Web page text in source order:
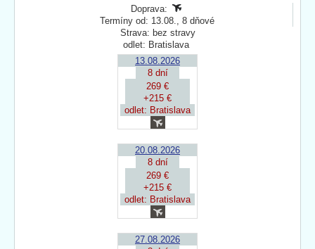
Doprava:
Termíny od: 13.08., 8 dňové
Strava: bez stravy
odlet: Bratislava
13.08.2026
8 dní
269 €
+215 €
odlet: Bratislava
20.08.2026
8 dní
269 €
+215 €
odlet: Bratislava
27.08.2026